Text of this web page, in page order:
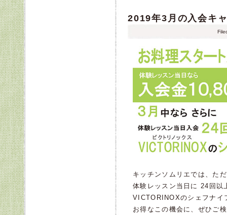
2019年3月の入会キ
キッチンソムリエでは、た
体験レッスン当日に 24回
VICTORINOXのシェフナイ
お得なこの機会に、ぜひご